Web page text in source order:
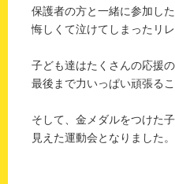
保護者の方と一緒に参加した
悔しくて泣けてしまったリレ
子ども達はたくさんの応援
最後まで力いっぱい頑張るこ
そして、金メダルをつけた
見えた運動会となりました。